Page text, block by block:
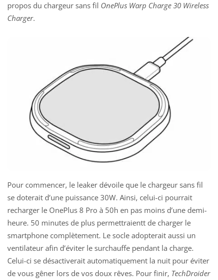
propos du chargeur sans fil OnePlus Warp Charge 30 Wireless
Charger.
Pour commencer, le leaker dévoile que le chargeur sans fil
se doterait d’une puissance 30W. Ainsi, celui-ci pourrait
recharger le OnePlus 8 Pro à 50h en pas moins d’une demi-
heure. 50 minutes de plus permettraientt de charger le
smartphone complètement. Le socle adopterait aussi un
ventilateur afin d’éviter le surchauffe pendant la charge.
Celui-ci se désactiverait automatiquement la nuit pour éviter
de vous gêner lors de vos doux rêves. Pour finir, TechDroider